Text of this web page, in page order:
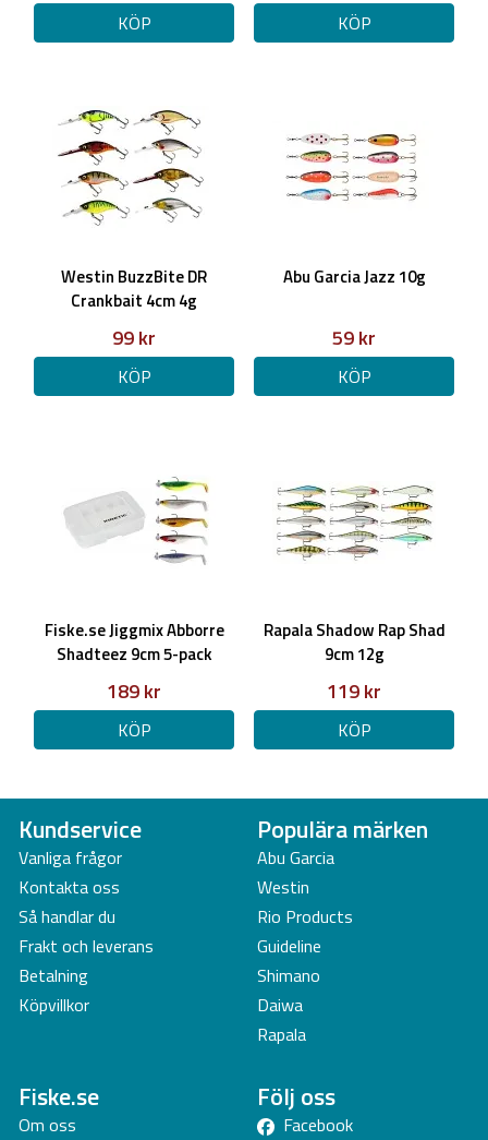
KÖP KÖP
Westin BuzzBite DR
Crankbait 4cm 4g
99 kr
KÖP
Abu Garcia Jazz 10g
59 kr
KÖP
Fiske.se Jiggmix Abborre
Shadteez 9cm 5-pack
189 kr
KÖP
Rapala Shadow Rap Shad
9cm 12g
119 kr
KÖP
Kundservice
Vanliga frågor
Kontakta oss
Så handlar du
Frakt och leverans
Betalning
Köpvillkor
Populära märken
Abu Garcia
Westin
Rio Products
Guideline
Shimano
Daiwa
Rapala
Fiske.se
Om oss
Följ oss
Facebook